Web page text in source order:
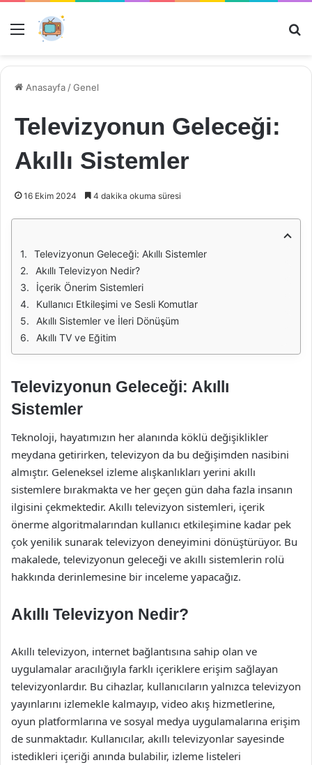
Menü
Anasayfa /Genel
Televizyonun Geleceği:
Akıllı Sistemler
16 Ekim 2024 4 dakika okuma süresi
Televizyonun Geleceği: Akıllı Sistemler
Akıllı Televizyon Nedir?
İçerik Önerim Sistemleri
Kullanıcı Etkileşimi ve Sesli Komutlar
Akıllı Sistemler ve İleri Dönüşüm
Akıllı TV ve Eğitim
Televizyonun Geleceği: Akıllı
Sistemler
Teknoloji, hayatımızın her alanında köklü değişiklikler
meydana getirirken, televizyon da bu değişimden nasibini
almıştır. Geleneksel izleme alışkanlıkları yerini akıllı
sistemlere bırakmakta ve her geçen gün daha fazla insanın
ilgisini çekmektedir. Akıllı televizyon sistemleri, içerik
önerme algoritmalarından kullanıcı etkileşimine kadar pek
çok yenilik sunarak televizyon deneyimini dönüştürüyor. Bu
makalede, televizyonun geleceği ve akıllı sistemlerin rolü
hakkında derinlemesine bir inceleme yapacağız.
Akıllı Televizyon Nedir?
Akıllı televizyon, internet bağlantısına sahip olan ve
uygulamalar aracılığıyla farklı içeriklere erişim sağlayan
televizyonlardır. Bu cihazlar, kullanıcıların yalnızca televizyon
yayınlarını izlemekle kalmayıp, video akış hizmetlerine,
oyun platformlarına ve sosyal medya uygulamalarına erişim
de sunmaktadır. Kullanıcılar, akıllı televizyonlar sayesinde
istedikleri içeriği anında bulabilir, izleme listeleri